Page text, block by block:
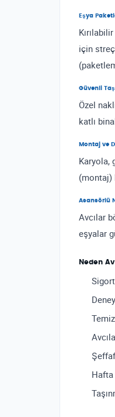
Eşya
için
Güvenli
Özel
katlı
Montaj ve
Karyola,
(montaj)
Asansörlü
Avcılar
eşyalar
Neden